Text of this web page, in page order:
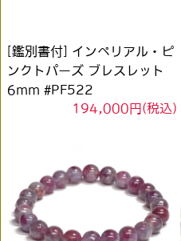
[鑑別書付] インペリアル・ピ
ンクトパーズ ブレスレット
6mm #PF522
194,000円(税込)